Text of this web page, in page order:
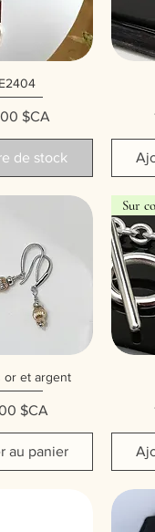
rapide
Prix$CA
de stock
rapide
or et argent
Prix
$CA
au panier